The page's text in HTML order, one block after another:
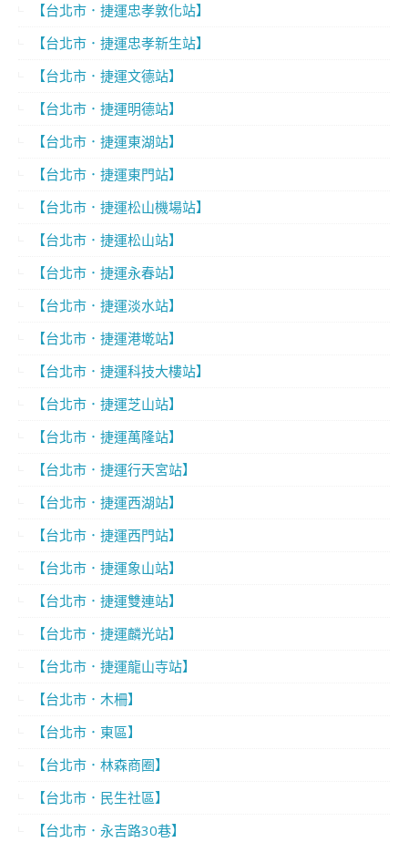
【台北市．捷運忠孝敦化站】
【台北市．捷運忠孝新生站】
【台北市．捷運文德站】
【台北市．捷運明德站】
【台北市．捷運東湖站】
【台北市．捷運東門站】
【台北市．捷運松山機場站】
【台北市．捷運松山站】
【台北市．捷運永春站】
【台北市．捷運淡水站】
【台北市．捷運港墘站】
【台北市．捷運科技大樓站】
【台北市．捷運芝山站】
【台北市．捷運萬隆站】
【台北市．捷運行天宮站】
【台北市．捷運西湖站】
【台北市．捷運西門站】
【台北市．捷運象山站】
【台北市．捷運雙連站】
【台北市．捷運麟光站】
【台北市．捷運龍山寺站】
【台北市．木柵】
【台北市．東區】
【台北市．林森商圈】
【台北市．民生社區】
【台北市．永吉路30巷】